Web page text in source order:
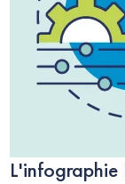
L'infographie